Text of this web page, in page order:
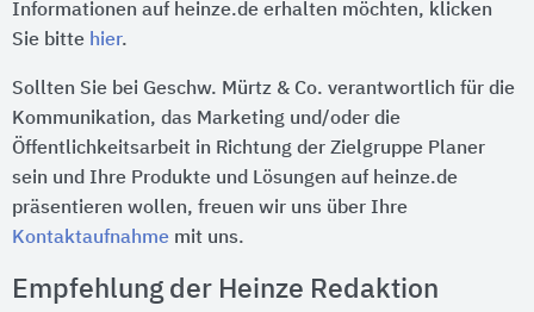
Informationen auf heinze.de erhalten möchten, klicken
Sie bitte hier.
Sollten Sie bei Geschw. Mürtz & Co. verantwortlich für die
Kommunikation, das Marketing und/oder die
Öffentlichkeitsarbeit in Richtung der Zielgruppe Planer
sein und Ihre Produkte und Lösungen auf heinze.de
präsentieren wollen, freuen wir uns über Ihre
Kontaktaufnahme mit uns.
Empfehlung der Heinze Redaktion